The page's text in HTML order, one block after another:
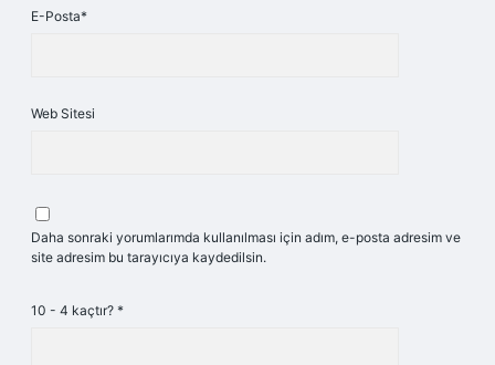
E-Posta*
Web Sitesi
Daha sonraki yorumlarımda kullanılması için adım, e-posta adresim ve
site adresim bu tarayıcıya kaydedilsin.
10 - 4 kaçtır? *